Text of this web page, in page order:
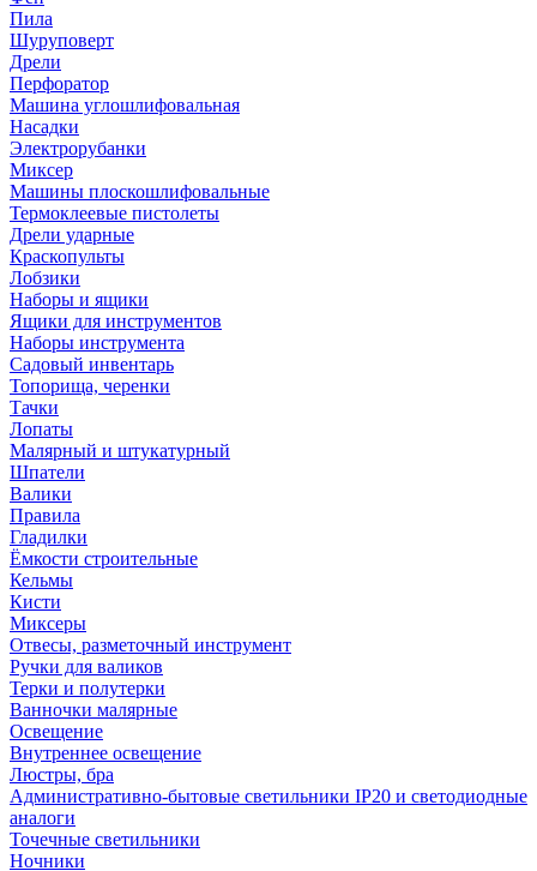
Пила
Шуруповерт
Дрели
Перфоратор
Машина углошлифовальная
Насадки
Электрорубанки
Миксер
Машины плоскошлифовальные
Термоклеевые пистолеты
Дрели ударные
Краскопульты
Лобзики
Наборы и ящики
Ящики для инструментов
Наборы инструмента
Садовый инвентарь
Топорища, черенки
Тачки
Лопаты
Малярный и штукатурный
Шпатели
Валики
Правила
Гладилки
Ёмкости строительные
Кельмы
Кисти
Миксеры
Отвесы, разметочный инструмент
Ручки для валиков
Терки и полутерки
Ванночки малярные
Освещение
Внутреннее освещение
Люстры, бра
Административно-бытовые светильники IP20 и светодиодные
аналоги
Точечные светильники
Ночники